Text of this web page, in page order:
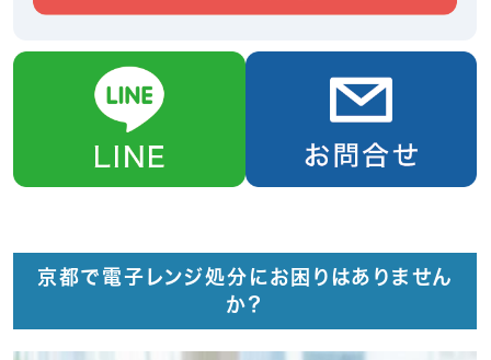
京都で電子レンジ処分にお困りはありません
か？